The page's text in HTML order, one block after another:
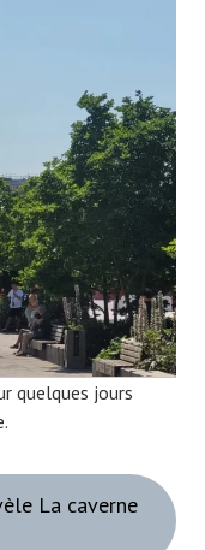
quelques jours
La caverne